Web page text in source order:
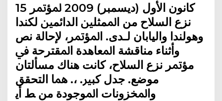
15 كانون الأول (ديسمبر) 2009 ﳌﺆﲤﺮ
ﻧﺰﻉ ﺍﻟﺴﻼﺡ ﻣﻦ ﺍﳌﻤﺜﻠﲔ ﺍﻟﺪﺍﺋﻤﲔ ﻟﻜﻨﺪﺍ
ﻭﻫﻮﻟﻨﺪﺍ ﻭﺍﻟﻴﺎﺑﺎﻥ ﻟـﺪﻯ. ﺍﳌﺆﲤﺮ، ﻹﺣﺎﻟﺔ ﻧﺺ
ﻭﺃﺛﻨﺎﺀ ﻣﻨﺎﻗﺸﺔ ﺍﳌﻌﺎﻫﺪﺓ ﺍﳌﻘﺘﺮﺣﺔ ﰲ
ﻣﺆﲤﺮ ﻧﺰﻉ ﺍﻟﺴﻼﺡ، ﻛﺎﻧﺖ ﻫﻨﺎﻙ ﻣﺴﺄﻟﺘﺎﻥ
ﻣﻮﺿﻊ. ﺟﺪﻝ ﻛﺒﲑ. ،. ﳘﺎ ﺍﻟﺘﺤﻘﻖ
ﻭﺍﳌﺨﺰﻭﻧﺎﺕ ﺍﳌﻮﺟﻮﺩﺓ ﻣﻦ ﻂ ﺃﻳ